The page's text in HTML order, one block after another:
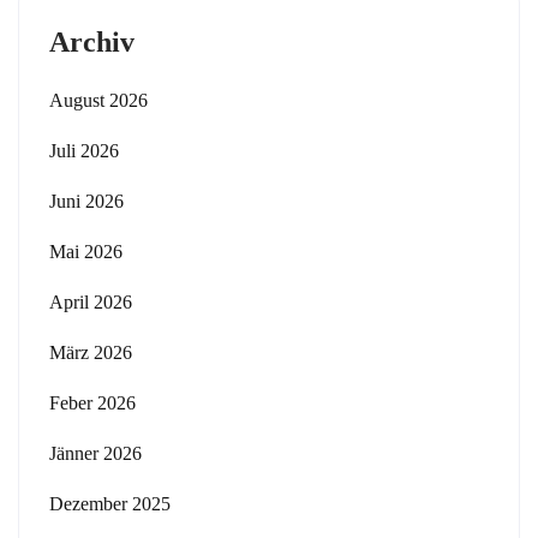
Archiv
August 2026
Juli 2026
Juni 2026
Mai 2026
April 2026
März 2026
Feber 2026
Jänner 2026
Dezember 2025